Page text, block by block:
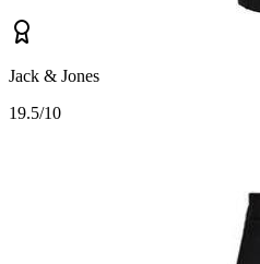
Jack & Jones
19.5/10